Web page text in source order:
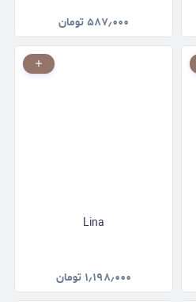
۵۸۷٫۰۰۰تومان
Lina
۱٫۱۹۸٫۰۰۰ تومان